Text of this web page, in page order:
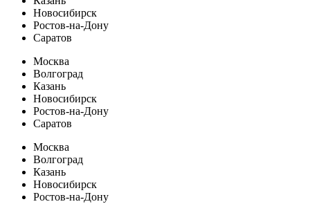
Новосибирск
Ростов-на-Дону
Саратов
Москва
Волгоград
Казань
Новосибирск
Ростов-на-Дону
Саратов
Москва
Волгоград
Казань
Новосибирск
Ростов-на-Дону